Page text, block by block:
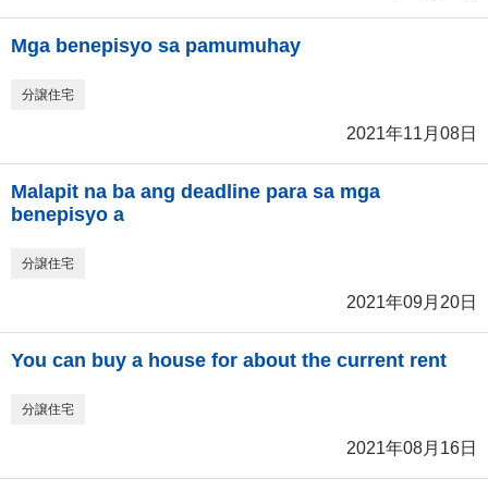
Mga benepisyo sa pamumuhay
分譲住宅
2021年11月08日
Malapit na ba ang deadline para sa mga
benepisyo a
分譲住宅
2021年09月20日
You can buy a house for about the current rent
分譲住宅
2021年08月16日